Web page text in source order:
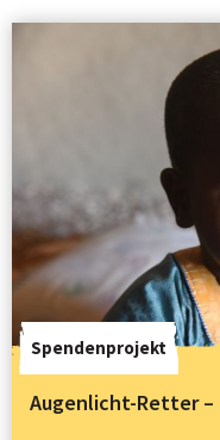
Spendenprojekt
Augenlicht-Retter